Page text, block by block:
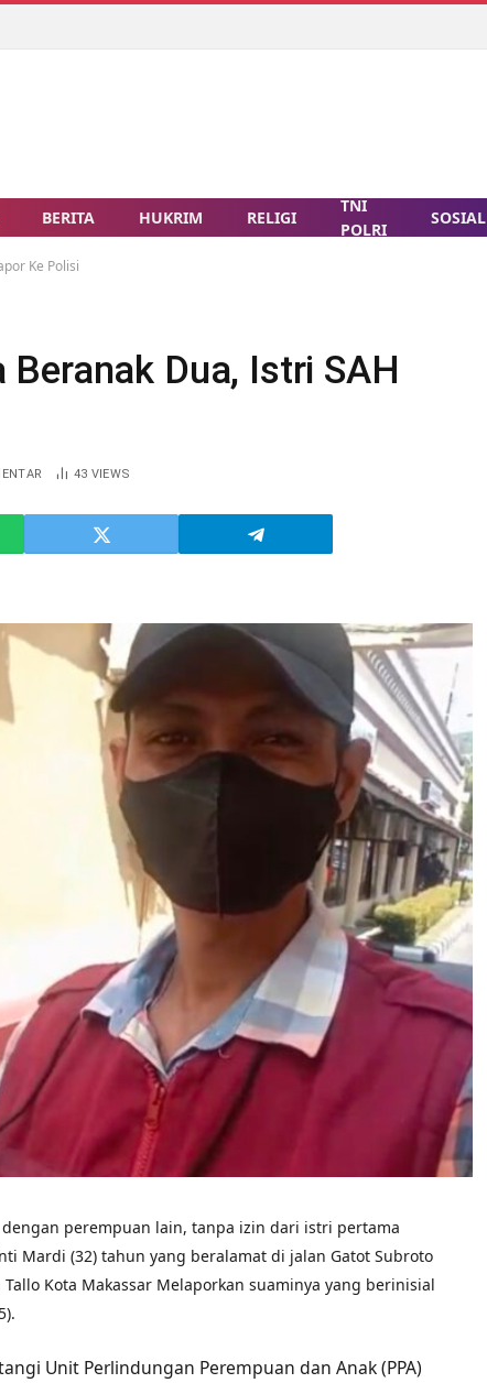
BERITA HUKRIM RELIGI
TNI
POLRI
SOSIAL
Ke Polisi
Dua, Istri SAH
43 VIEWS
perempuan lain, tanpa izin dari istri pertama
Mardi (32) tahun yang beralamat di jalan Gatot Subroto
Kota Makassar Melaporkan suaminya yang berinisial
Unit Perlindungan Perempuan dan Anak (PPA)